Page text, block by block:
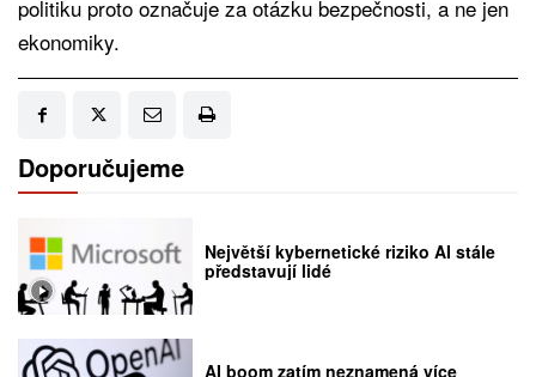
politiku proto označuje za otázku bezpečnosti, a ne jen
ekonomiky.
Doporučujeme
Největší kybernetické riziko AI stále
představují lidé
AI boom zatím neznamená více